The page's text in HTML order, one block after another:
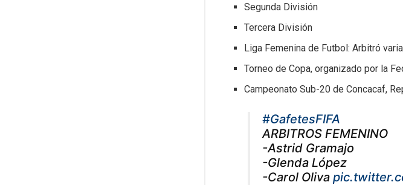
Segunda División
Tercera División
Liga Femenina de Futbol: Arbitró
Torneo de Copa, organizado por la
Campeonato Sub-20 de Concacaf,
#GafetesFIFA
ARBITROS FEMENINO
-Astrid Gramajo
-Glenda López
-Carol Oliva